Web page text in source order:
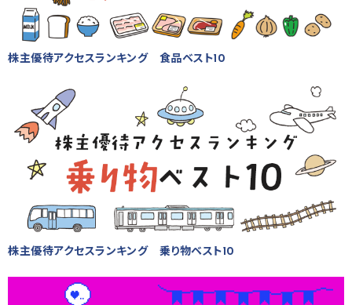
株主優待アクセスランキング 食品ベスト10
株主優待アクセスランキング 乗り物ベスト10